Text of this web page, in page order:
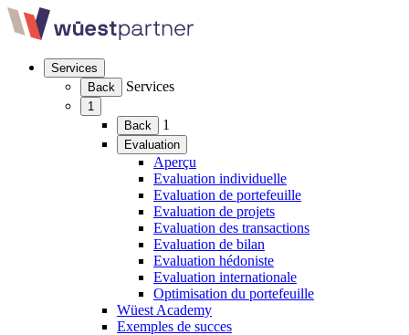
Vers
le
Skip
navigation
Services
(Ouvrir
le
menu)
Back Services
1
(Ouvrir
menu)
Back 1
Evaluation
(Ouvrir
le
menu)
Aperçu
Evaluation individuelle
Evaluation de portefeuille
Evaluation de projets
Evaluation des transactions
Evaluation de bilan
Evaluation hédoniste
Evaluation internationale
Optimisation du portefeuille
Wüest Academy
Exemples de succes